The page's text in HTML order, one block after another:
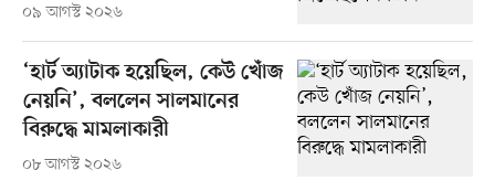
০৯ আগস্ট ২০২৬
‘হার্ট অ্যাটাক হয়েছিল, কেউ খোঁজ
নেয়নি’, বললেন সালমানের
বিরুদ্ধে মামলাকারী
০৮ আগস্ট ২০২৬